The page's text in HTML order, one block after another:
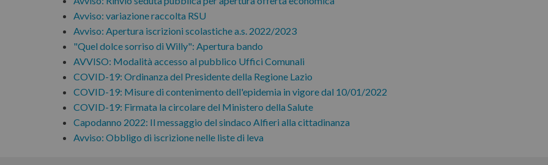
Avviso: variazione raccolta RSU
Avviso: Apertura iscrizioni scolastiche a.s. 2022/2023
"Quel dolce sorriso di Willy": Apertura bando
AVVISO: Modalità accesso al pubblico Uffici Comunali
COVID-19: Ordinanza del Presidente della Regione Lazio
COVID-19: Misure di contenimento dell'epidemia in vigore dal 10/01/2022
COVID-19: Firmata la circolare del Ministero della Salute
Capodanno 2022: Il messaggio del sindaco Alfieri alla cittadinanza
Avviso: Obbligo di iscrizione nelle liste di leva